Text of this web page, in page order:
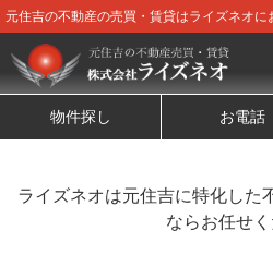
元住吉の不動産の売買・賃貸はライズネオに
物件探し お電話
ライズネオは元住吉に特化した
ならお任せ